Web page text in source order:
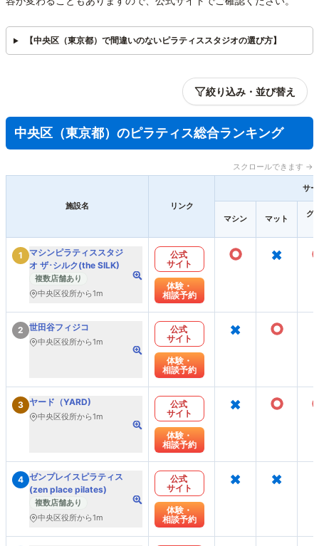
【中央区（東京都）で間違いのないピラティススタジオの選び方】
絞り込み・並び替え
中央区（東京都）のピラティス総合ランキング
スクロールできます →
施設名 リンク
サ
マシン マット
グ
1
マシンピラティススタジ
オ ザ･シルク(the SILK)
複数店舗あり
中央区役所から1m
公式
サイト
体験・
相談予約
○ ×
2 世田谷フィジコ
中央区役所から1m
公式
サイト
体験・
相談予約
× ○
3 ヤード（YARD)
中央区役所から1m
公式
サイト
体験・
相談予約
× ○
4 ゼンプレイスピラティス
(zen place pilates)
複数店舗あり
中央区役所から1m
公式
サイト
体験・
相談予約
× ×